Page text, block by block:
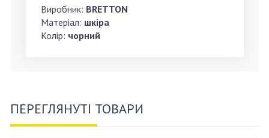
Виробник: BRETTON
Матеріал: шкіра
Колір: чорний
ПЕРЕГЛЯНУТІ ТОВАРИ